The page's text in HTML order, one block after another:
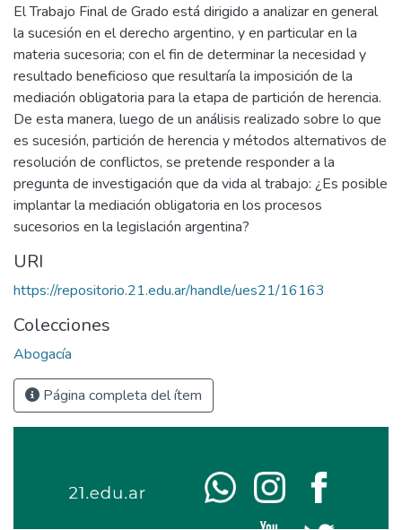
El Trabajo Final de Grado está dirigido a analizar en general
la sucesión en el derecho argentino, y en particular en la
materia sucesoria; con el fin de determinar la necesidad y
resultado beneficioso que resultaría la imposición de la
mediación obligatoria para la etapa de partición de herencia.
De esta manera, luego de un análisis realizado sobre lo que
es sucesión, partición de herencia y métodos alternativos de
resolución de conflictos, se pretende responder a la
pregunta de investigación que da vida al trabajo: ¿Es posible
implantar la mediación obligatoria en los procesos
sucesorios en la legislación argentina?
URI
https://repositorio.21.edu.ar/handle/ues21/16163
Colecciones
Abogacía
Página completa del ítem